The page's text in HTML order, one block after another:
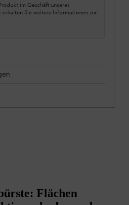
im Geschäft unseres
erhalten Sie weitere Informationen zur
Flächen